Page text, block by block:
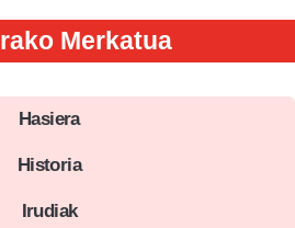
Merkatua
Hasiera
Historia
Irudiak